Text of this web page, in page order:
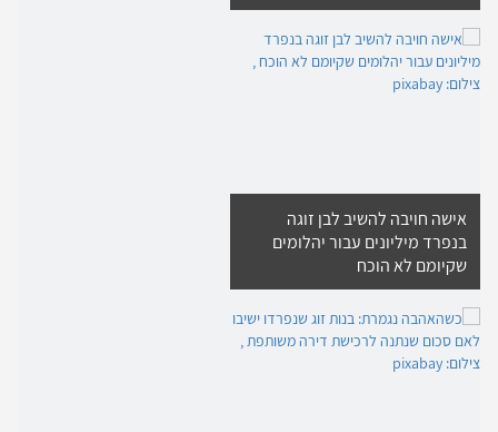
אישה חויבה להשיב לבן זוגה
בנפרד מיליונים עבור יהלומים
שקיומם לא הוכח